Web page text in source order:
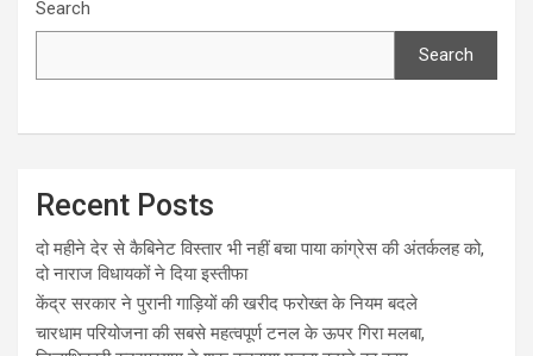
Search
Search
Recent Posts
दो महीने देर से कैबिनेट विस्तार भी नहीं बचा पाया कांग्रेस की अंतर्कलह को,
दो नाराज विधायकों ने दिया इस्तीफा
केंद्र सरकार ने पुरानी गाड़ियों की खरीद फरोख्त के नियम बदले
चारधाम परियोजना की सबसे महत्वपूर्ण टनल के ऊपर गिरा मलबा,